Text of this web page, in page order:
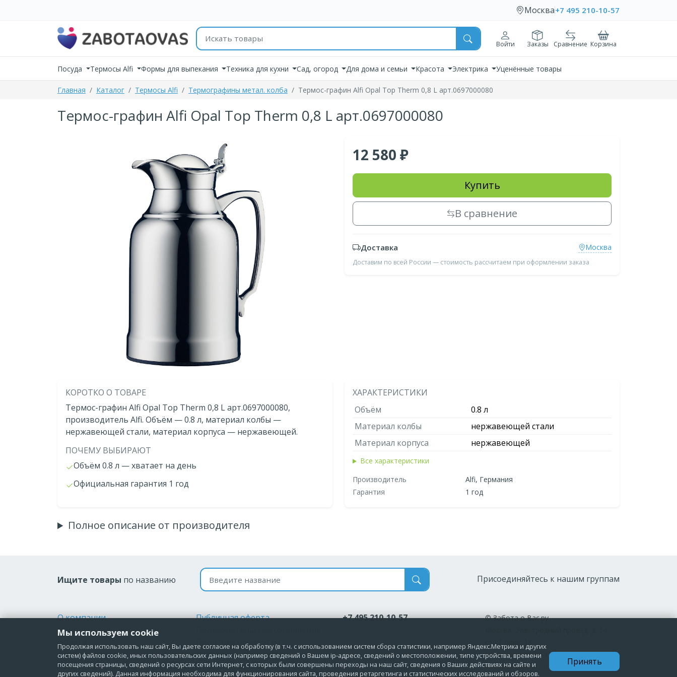
Москва+7 495 210-10-57
Поиск товаров
Войти Заказы Сравнение Корзина
Посуда Термосы Alfi Формы для выпекания Техника для кухни Сад, огород Для дома и семьи Красота Электрика Уценённые товары
Главная Каталог Термосы Alfi Термографины метал. колба Термос-графин Alfi Opal Top Therm 0,8 L арт.0697000080
Термос-графин Alfi Opal Top Therm 0,8 L арт.0697000080
12 580
Купить
В сравнение
Доставка Москва
Доставим по всей России — стоимость рассчитаем при оформлении заказа
КОРОТКО О ТОВАРЕ
Термос-графин Alfi Opal Top Therm 0,8 L арт.0697000080,
производитель Alfi. Объём — 0.8 л, материал колбы —
нержавеющей стали, материал корпуса — нержавеющей.
ПОЧЕМУ ВЫБИРАЮТ
Объём 0.8 л — хватает на день
Официальная гарантия 1 год
ХАРАКТЕРИСТИКИ
Объём
0.8 л
Материал колбы
нержавеющей стали
Материал корпуса
нержавеющей
Все характеристики
Производитель
Alfi, Германия
Гарантия
1 год
Полное описание от производителя
Ищите товары по названию Поиск по названию Присоединяйтесь к нашим группам
О компании
Доставка
Оплата
Возврат и обмен
Контакты
Публичная оферта
Политика обработки
персональных данных
Согласие на обработку
+7 495 210-10-57
© Забота о Вас.ру
стр.1 офис 18
ИП Максимова Татьяна
Александровна · ИНН 772006379720
Мы используем cookie
Продолжая использовать наш сайт, Вы даете согласие на обработку (в т.ч. с использованием систем сбора статистики, например Яндекс.Метрика и других
систем) файлов cookie, иных пользовательских данных (например сведений о Вашем ip-адресе, сведений о местоположении, типе устройства, времени
посещения страницы, сведений о ресурсах сети Интернет, с которых были совершены переходы на наш сайт, сведения о Ваших действиях на сайте и
других сведений). Данная информация необходима для функционирования сайта, проведения ретаргетинга и статистических исследований и обзоров.
Принять